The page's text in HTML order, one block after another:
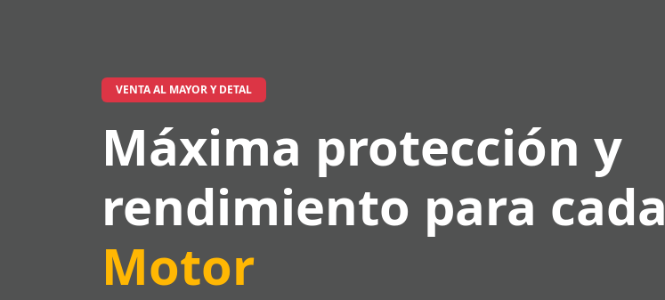
VENTA AL MAYOR Y DETAL
Máxima protección y
rendimiento para cada
Motor